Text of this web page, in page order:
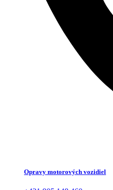
Opravy motorových vozidiel